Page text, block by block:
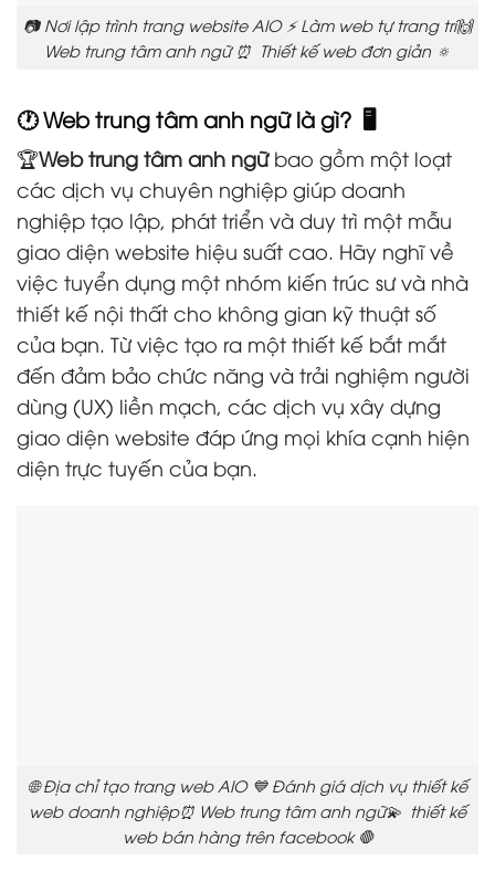
📷 Nơi lập trình trang website AIO ⚡ Làm web tự trang trí🙌
Web trung tâm anh ngữ ⏰ Thiết kế web đơn giản 🔅
🕐 Web trung tâm anh ngữ là gì? 🖥️
🏆Web trung tâm anh ngữbao gồm một loạt
các dịch vụ chuyên nghiệp giúp doanh
nghiệp tạo lập, phát triển và duy trì một mẫu
giao diện website hiệu suất cao. Hãy nghĩ về
việc tuyển dụng một nhóm kiến trúc sư và nhà
thiết kế nội thất cho không gian kỹ thuật số
của bạn. Từ việc tạo ra một thiết kế bắt mắt
đến đảm bảo chức năng và trải nghiệm người
dùng (UX) liền mạch, các dịch vụ xây dựng
giao diện website đáp ứng mọi khía cạnh hiện
diện trực tuyến của bạn.
🌐 Địa chỉ tạo trang web AIO 💙 Đánh giá dịch vụ thiết kế
web doanh nghiệp⏰ Web trung tâm anh ngữ💫 thiết kế
web bán hàng trên facebook 🛑